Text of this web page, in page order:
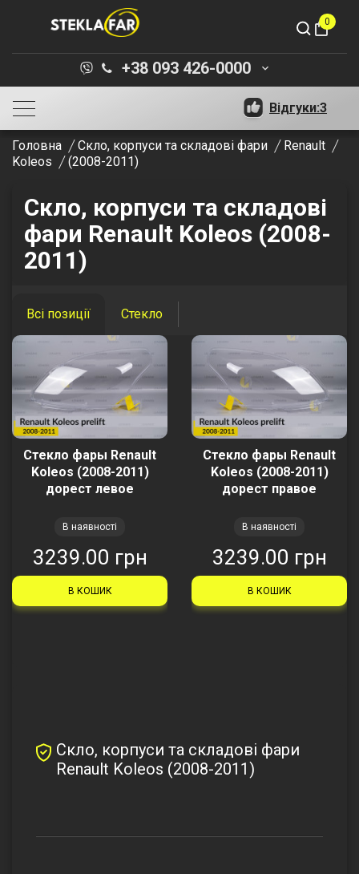
shopping_bag
0
+38 093 426-0000 keyboard_arrow_down
Відгуки:3
Головна Скло, корпуси та складові фари
Renault
Koleos
(2008-2011)
Скло, корпуси та складові
фари Renault Koleos (2008-
2011)
Всі позиції Стекло
Стекло фары Renault
Koleos (2008-2011)
дорест левое
В наявності
3239.00 грн
В КОШИК
Стекло фары Renault
Koleos (2008-2011)
дорест правое
В наявності
3239.00 грн
В КОШИК
Скло, корпуси та складові фари
Renault Koleos (2008-2011)